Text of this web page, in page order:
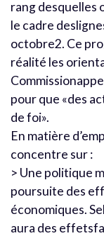
rang desquelles
le cadre
octobre2. Ce
réalité les
pour que «des
de foi».
En matière
concentre sur :
> Une politique
poursuite des
économiques.
aura des